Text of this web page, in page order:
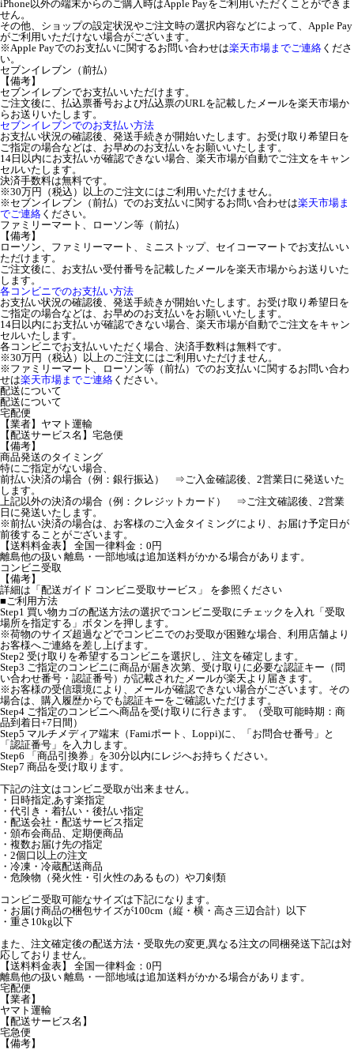
iPhone以外の端末からのご購入時はApple Payをご利用いただくことができま
せん。
その他、ショップの設定状況やご注文時の選択内容などによって、Apple Pay
がご利用いただけない場合がございます。
※Apple Payでのお支払いに関するお問い合わせは楽天市場までご連絡 くださ
い。
セブンイレブン（前払）
【備考】
セブンイレブンでお支払いいただけます。
ご注文後に、払込票番号および払込票のURLを記載したメールを楽天市場か
らお送りいたします。
セブンイレブンでのお支払い方法
お支払い状況の確認後、発送手続きが開始いたします。お受け取り希望日を
ご指定の場合などは、お早めのお支払いをお願いいたします。
14日以内にお支払いが確認できない場合、楽天市場が自動でご注文をキャン
セルいたします。
決済手数料は無料です。
※30万円（税込）以上のご注文にはご利用いただけません。
※セブンイレブン（前払）でのお支払いに関するお問い合わせは楽天市場ま
でご連絡 ください。
ファミリーマート、ローソン等（前払）
【備考】
ローソン、ファミリーマート、ミニストップ、セイコーマートでお支払いい
ただけます。
ご注文後に、お支払い受付番号を記載したメールを楽天市場からお送りいた
します。
各コンビニでのお支払い方法
お支払い状況の確認後、発送手続きが開始いたします。お受け取り希望日を
ご指定の場合などは、お早めのお支払いをお願いいたします。
14日以内にお支払いが確認できない場合、楽天市場が自動でご注文をキャン
セルいたします。
各コンビニでお支払いいただく場合、決済手数料は無料です。
※30万円（税込）以上のご注文にはご利用いただけません。
※ファミリーマート、ローソン等（前払）でのお支払いに関するお問い合わ
せは楽天市場までご連絡 ください。
配送について
配送について
宅配便
【業者】ヤマト運輸
【配送サービス名】宅急便
【備考】
商品発送のタイミング
特にご指定がない場合、
前払い決済の場合（例：銀行振込） ⇒ご入金確認後、2営業日に発送いた
します。
上記以外の決済の場合（例：クレジットカード） ⇒ご注文確認後、2営業
日に発送いたします。
※前払い決済の場合は、お客様のご入金タイミングにより、お届け予定日が
前後することがございます。
【送料料金表】 全国一律料金：0円
離島他の扱い 離島・一部地域は追加送料がかかる場合があります。
コンビニ受取
【備考】
詳細は「配送ガイド コンビニ受取サービス」 を参照ください
■ご利用方法
Step1 買い物カゴの配送方法の選択でコンビニ受取にチェックを入れ「受取
場所を指定する」ボタンを押します。
※荷物のサイズ超過などでコンビニでのお受取が困難な場合、利用店舗より
お客様へご連絡を差し上げます。
Step2 受け取りを希望するコンビニを選択し、注文を確定します。
Step3 ご指定のコンビニに商品が届き次第、受け取りに必要な認証キー（問
い合わせ番号・認証番号）が記載されたメールが楽天より届きます。
※お客様の受信環境により、メールが確認できない場合がございます。その
場合は、購入履歴からでも認証キーをご確認いただけます。
Step4 ご指定のコンビニへ商品を受け取りに行きます。（受取可能時期：商
品到着日+7日間）
Step5 マルチメディア端末（Famiポート、Loppi)に、「お問合せ番号」と
「認証番号」を入力します。
Step6 「商品引換券」を30分以内にレジへお持ちください。
Step7 商品を受け取ります。
下記の注文はコンビニ受取が出来ません。
・日時指定,あす楽指定
・代引き・着払い・後払い指定
・配送会社・配送サービス指定
・頒布会商品、定期便商品
・複数お届け先の指定
・2個口以上の注文
・冷凍・冷蔵配送商品
・危険物（発火性・引火性のあるもの）や刀剣類
コンビニ受取可能なサイズは下記になります。
・お届け商品の梱包サイズが100cm（縦・横・高さ三辺合計）以下
・重さ10kg以下
また、注文確定後の配送方法・受取先の変更,異なる注文の同梱発送下記は対
応しておりません。
【送料料金表】 全国一律料金：0円
離島他の扱い 離島・一部地域は追加送料がかかる場合があります。
宅配便
【業者】
ヤマト運輸
【配送サービス名】
宅急便
【備考】